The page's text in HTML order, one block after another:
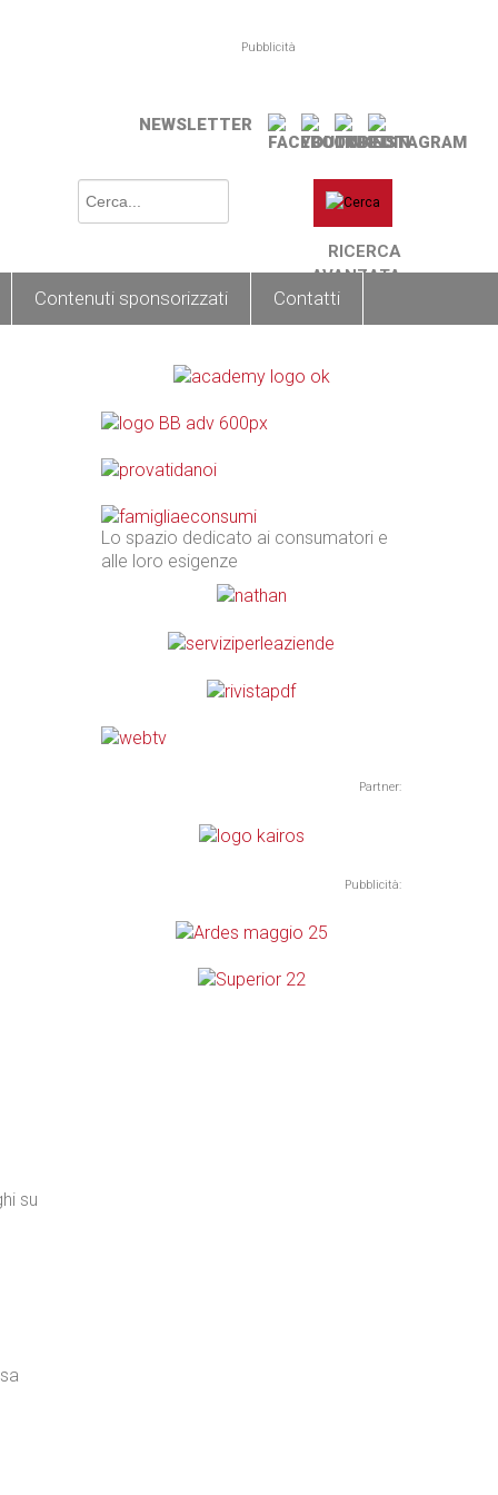
Pubblicità
NEWSLETTER
RICERCA
AVANZATA
Contenuti sponsorizzati Contatti
su
Lo spazio dedicato ai consumatori e
alle loro esigenze
Partner:
Pubblicità: